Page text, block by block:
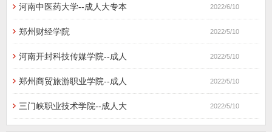
河南中医药大学--成人大专本 2022/6/10
郑州财经学院 2022/5/10
河南开封科技传媒学院--成人 2022/5/10
郑州商贸旅游职业学院--成人 2022/5/10
三门峡职业技术学院--成人大 2022/5/10